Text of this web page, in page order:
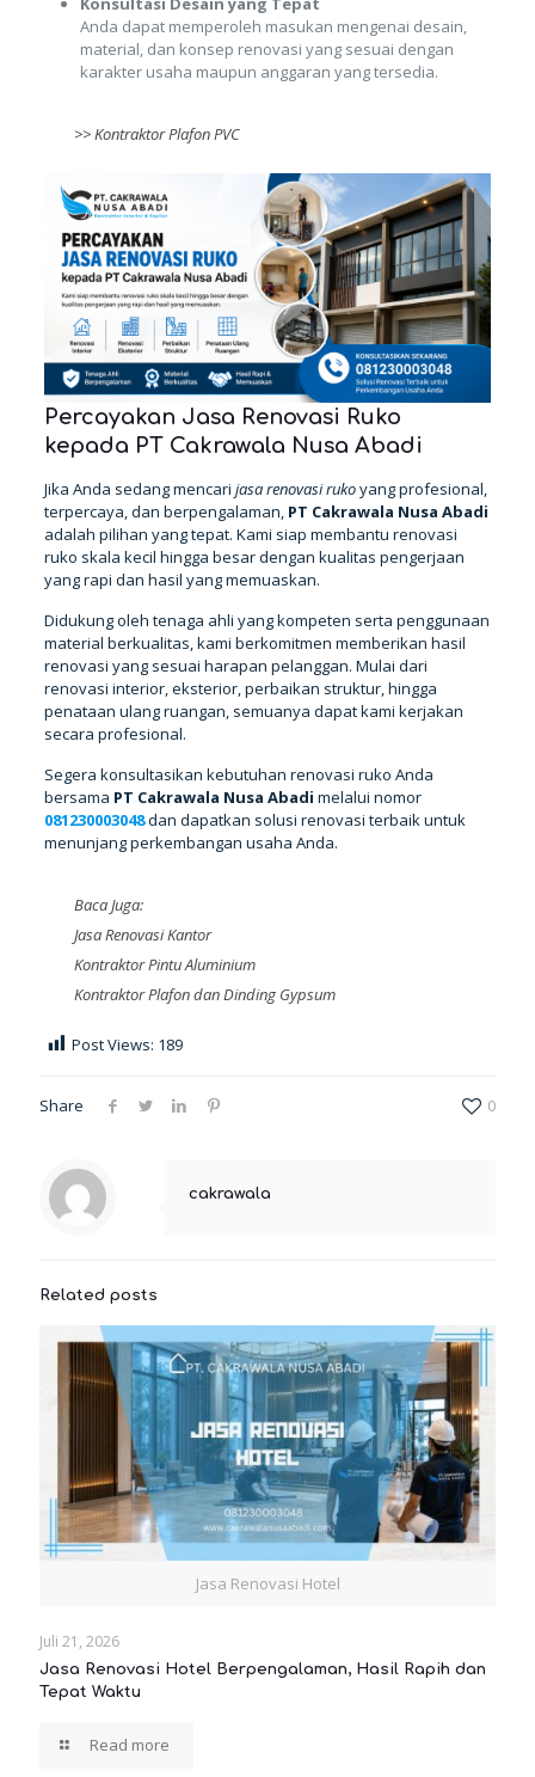
Anda dapat memperoleh masukan mengenai desain,
material, dan konsep renovasi yang sesuai dengan
karakter usaha maupun anggaran yang tersedia.
>>Kontraktor Plafon PVC
Percayakan Jasa Renovasi Ruko
kepada PT Cakrawala Nusa Abadi
Jika Anda sedang mencari jasa renovasi rukoyang profesional,
terpercaya, dan berpengalaman, PT Cakrawala Nusa Abadi
adalah pilihan yang tepat. Kami siap membantu renovasi
ruko skala kecil hingga besar dengan kualitas pengerjaan
yang rapi dan hasil yang memuaskan.
Didukung oleh tenaga ahli yang kompeten serta penggunaan
material berkualitas, kami berkomitmen memberikan hasil
renovasi yang sesuai harapan pelanggan. Mulai dari
renovasi interior, eksterior, perbaikan struktur, hingga
penataan ulang ruangan, semuanya dapat kami kerjakan
secara profesional.
Segera konsultasikan kebutuhan renovasi ruko Anda
bersama PT Cakrawala Nusa Abadi melalui nomor
081230003048dan dapatkan solusi renovasi terbaik untuk
menunjang perkembangan usaha Anda.
Baca Juga:
Jasa Renovasi Kantor
Kontraktor Pintu Aluminium
Kontraktor Plafon dan Dinding Gypsum
Post Views: 189
Share 0
cakrawala
Related posts
Jasa Renovasi Hotel
Juli 21, 2026
Jasa Renovasi Hotel Berpengalaman, Hasil Rapih dan
Tepat Waktu
Read more